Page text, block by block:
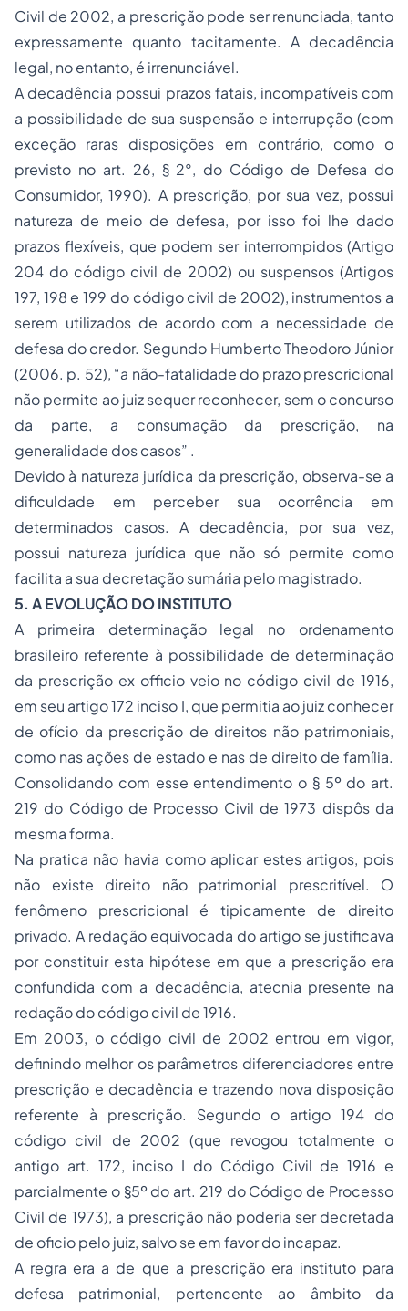
Civil de 2002, a prescrição pode ser renunciada, tanto
expressamente quanto tacitamente. A decadência
legal, no entanto, é irrenunciável.
A decadência possui prazos fatais, incompatíveis com
a possibilidade de sua suspensão e interrupção (com
exceção raras disposições em contrário, como o
previsto no art. 26, § 2°, do Código de Defesa do
Consumidor, 1990). A prescrição, por sua vez, possui
natureza de meio de defesa, por isso foi lhe dado
prazos flexíveis, que podem ser interrompidos (Artigo
204 do código civil de 2002) ou suspensos (Artigos
197, 198 e 199 do código civil de 2002), instrumentos a
serem utilizados de acordo com a necessidade de
defesa do credor. Segundo Humberto Theodoro Júnior
(2006. p. 52), “a não-fatalidade do prazo prescricional
não permite ao juiz sequer reconhecer, sem o concurso
da parte, a consumação da prescrição, na
generalidade dos casos” .
Devido à natureza jurídica da prescrição, observa-se a
dificuldade em perceber sua ocorrência em
determinados casos. A decadência, por sua vez,
possui natureza jurídica que não só permite como
facilita a sua decretação sumária pelo magistrado.
5. A EVOLUÇÃO DO INSTITUTO
A primeira determinação legal no ordenamento
brasileiro referente à possibilidade de determinação
da prescrição ex officioveio no código civil de 1916,
em seu artigo 172 inciso I, que permitia ao juiz conhecer
de ofício da prescrição de direitos não patrimoniais,
como nas ações de estado e nas de direito de família.
Consolidando com esse entendimento o § 5º do art.
219 do Código de Processo Civil de 1973 dispôs da
mesma forma.
Na pratica não havia como aplicar estes artigos, pois
não existe direito não patrimonial prescritível. O
fenômeno prescricional é tipicamente de direito
privado. A redação equivocada do artigo se justificava
por constituir esta hipótese em que a prescrição era
confundida com a decadência, atecnia presente na
redação do código civil de 1916.
Em 2003, o código civil de 2002 entrou em vigor,
definindo melhor os parâmetros diferenciadores entre
prescrição e decadência e trazendo nova disposição
referente à prescrição. Segundo o artigo 194 do
código civil de 2002 (que revogou totalmente o
antigo art. 172, inciso I do Código Civil de 1916 e
parcialmente o §5º do art. 219 do Código de Processo
Civil de 1973), a prescrição não poderia ser decretada
de oficio pelo juiz, salvo se em favor do incapaz.
A regra era a de que a prescrição era instituto para
defesa patrimonial, pertencente ao âmbito da